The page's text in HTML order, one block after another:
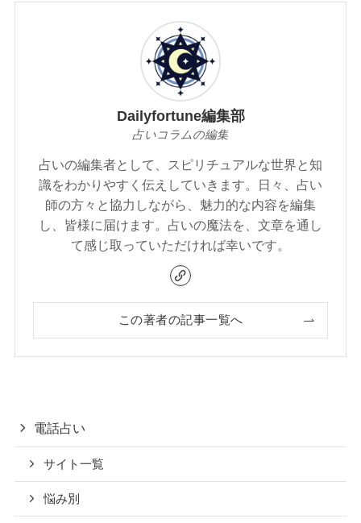
Dailyfortune編集部
占いコラムの編集
占いの編集者として、スピリチュアルな世界と知
識をわかりやすく伝えしていきます。日々、占い
師の方々と協力しながら、魅力的な内容を編集
し、皆様に届けます。占いの魔法を、文章を通し
て感じ取っていただければ幸いです。
この著者の記事一覧へ
電話占い
サイト一覧
悩み別